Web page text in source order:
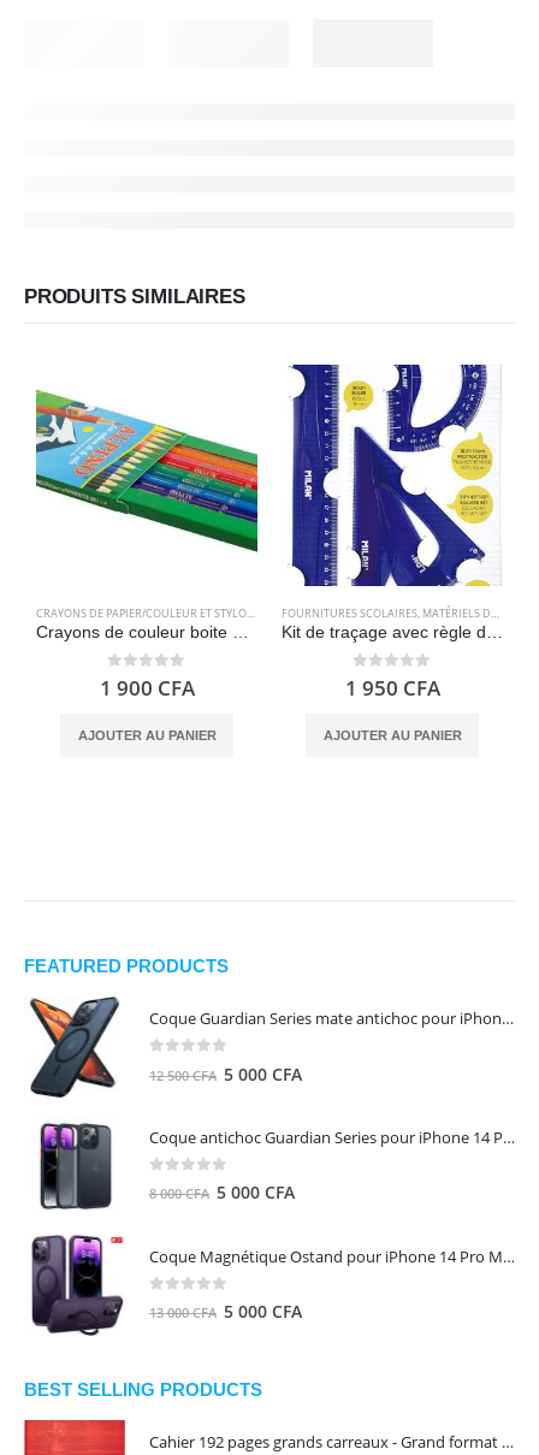
PRODUITS SIMILAIRES
CRAYONS DE PAPIER/COULEUR ET STYLOS, FOURNITURES SCOLAIRES
Crayons de couleur boite de 12 – Alpino 654
0 out of 5
1 900 CFA
AJOUTER AU PANIER
FOURNITURES SCOLAIRES, MATÉRIELS DE GÉOMÉTRIE
Kit de traçage avec règle de 30 cm, carré, biseau et rapporteur – Milan
0 out of 5
1 950 CFA
AJOUTER AU PANIER
FEATURED PRODUCTS
Coque Guardian Series mate antichoc pour iPhone 15 Pro Max avec Magsafe Noir - Torras
12 500CFA Le
500 CFA.
5 000 CFA
Coque antichoc Guardian Series pour iPhone 14 Pro Max - TORRAS
out of 5
8 000CFA Le
était :
8
000 CFA.
5 000 CFALe
est :
000 CFA.
Coque Magnétique Ostand pour iPhone 14 Pro Max - Violet Foncé - TORRAS
13 000CFA Le
était :
000 CFA.
5 000 CFA
000 CFA.
BEST SELLING PRODUCTS
Cahier 192 pages grands carreaux - Grand format - Brochure dos toilé - 24x32 cm - Papier blanc 90 g - Couverture carte pelliculée couleur aléatoire - Clairefontaine